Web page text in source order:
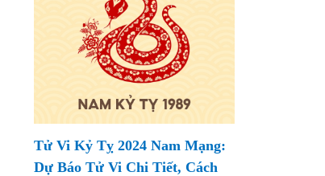
Tử Vi Kỷ Tỵ 2024 Nam Mạng:
Dự Báo Tử Vi Chi Tiết, Cách